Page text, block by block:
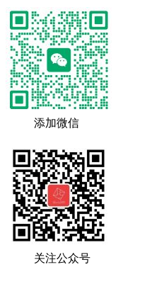
添加微信
关注公众号